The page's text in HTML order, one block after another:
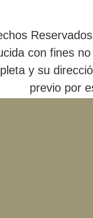
con fines
y su
previo por